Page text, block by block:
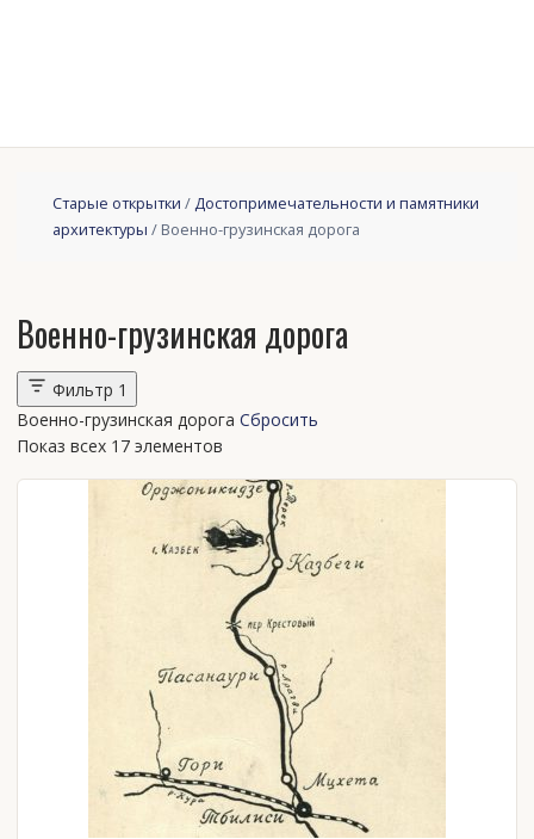
Старые открытки /Достопримечательности и памятники
архитектуры / Военно-грузинская дорога
Военно-грузинская дорога
Фильтр 1
Военно-грузинская дорога Сбросить
Показ всех 17 элементов